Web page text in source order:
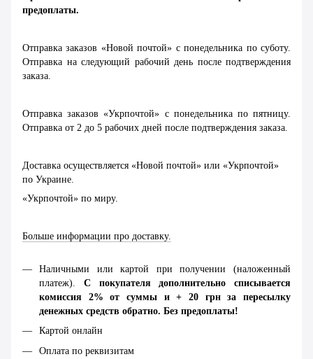
предоплаты.
Отправка заказов «Новой почтой» с понедельника по суботу.
Отправка на следующий рабочий день после подтверждения
заказа.
Отправка заказов «Укрпочтой» с понедельника по пятницу.
Отправка от 2 до 5 рабочих дней после подтверждения заказа.
Доставка осуществляется «Новой почтой» или «Укрпочтой»
по Украине.
«Укрпочтой» по миру.
Больше информации про доставку.
Наличными или картой при получении (наложенный
платеж). С покупателя дополнительно списывается
комиссия 2% от суммы и + 20 грн за пересылку
денежных средств обратно. Без предоплаты!
Картой онлайн
Оплата по реквизитам